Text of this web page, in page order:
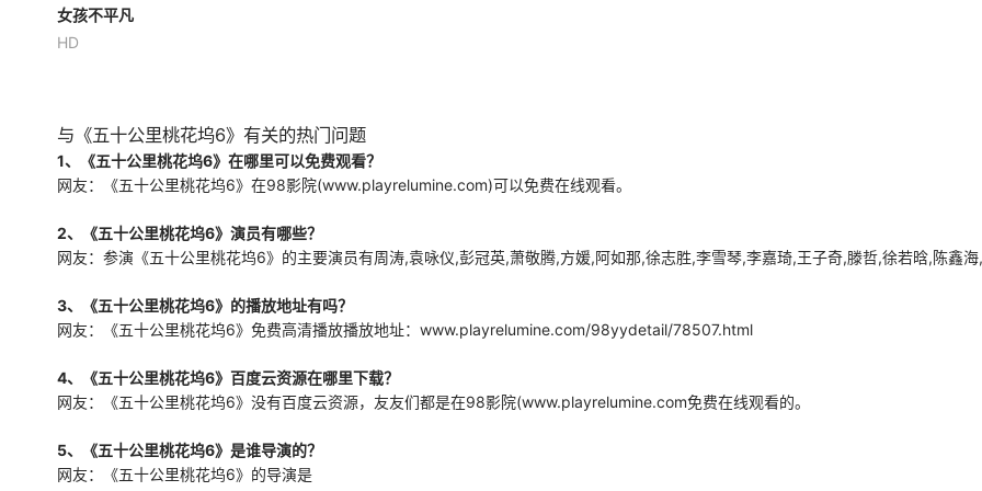
女孩不平凡
凡，直到遇见学姐菲才开始思
考自己是否可以过更多姿多彩
的生活。22岁时，她在台湾就
读新闻系，与女友晴同居，但
无法决定未来。
女孩不平凡
HD
与《五十公里桃花坞6》有关的热门问题
1、《五十公里桃花坞6》在哪里可以免费观看？
网友：《五十公里桃花坞6》在98影院(www.playrelumine.com)可以免费在线观看。
2、《五十公里桃花坞6》演员有哪些？
网友：参演《五十公里桃花坞6》的主要演员有周涛,袁咏仪,彭冠英,萧敬腾,方媛,阿如那,徐志胜,李雪琴,李嘉琦,王子奇,滕哲,徐若晗,陈鑫海,
3、《五十公里桃花坞6》的播放地址有吗？
网友：《五十公里桃花坞6》免费高清播放播放地址：www.playrelumine.com/98yydetail/78507.html
4、《五十公里桃花坞6》百度云资源在哪里下载？
网友：《五十公里桃花坞6》没有百度云资源，友友们都是在98影院(www.playrelumine.com免费在线观看的。
5、《五十公里桃花坞6》是谁导演的？
网友：《五十公里桃花坞6》的导演是